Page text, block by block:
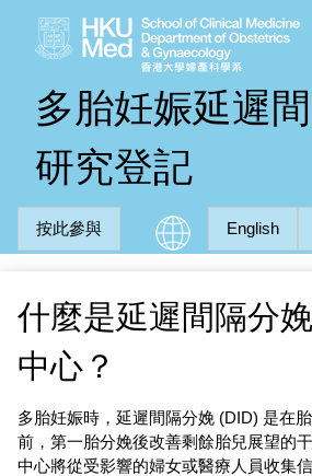
多胎妊娠延遲
研究登記
按此參與 English
什麼是延遲間隔分
中心？
多胎妊娠時，延遲間隔分娩 (DID) 是在
前，第一胎分娩後改善剩餘胎兒展望的
中心將從受影響的婦女或醫療人員收集